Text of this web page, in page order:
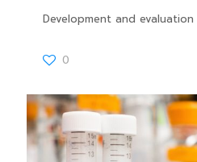
Development and evaluation
0